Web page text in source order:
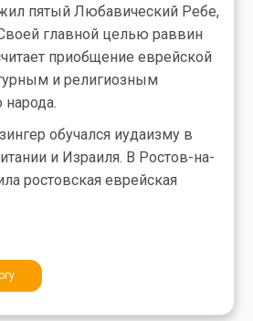
пятый Любавический Ребе,
главной целью раввин
приобщение еврейской
и религиозным
народа.
обучался иудаизму в
и Израиля. В Ростов-на-
ростовская еврейская